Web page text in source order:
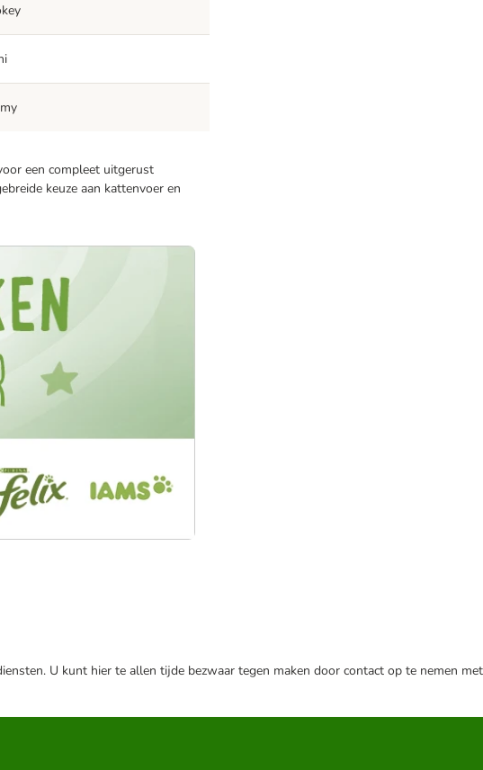
een compleet uitgerust
keuze aan kattenvoer en
U kunt hier te allen tijde bezwaar tegen maken door contact op te nemen met